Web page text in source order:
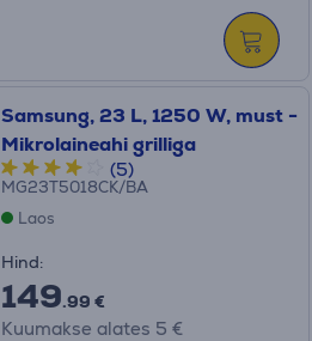
Samsung, 23 L, 1250 W, must -
Mikrolaineahi grilliga
(5)
MG23T5018CK/BA
Laos
Hind:
149.99 €
Kuumakse alates 5 €